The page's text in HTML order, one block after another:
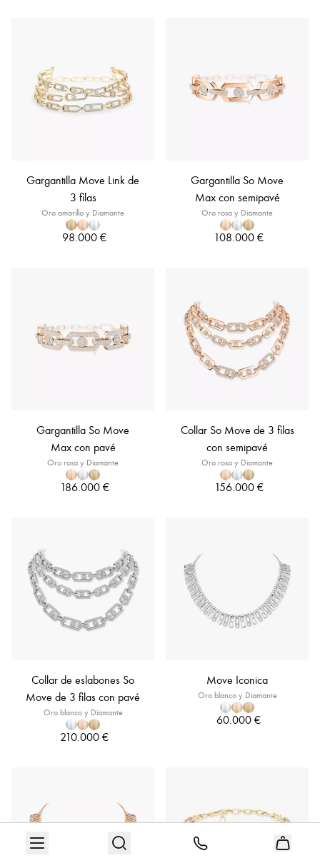
Gargantilla Move Link de
3 filas
Oro amarillo y Diamante
98.000 €
Gargantilla So Move
Max con semipavé
Oro rosa y Diamante
108.000 €
Gargantilla So Move
Max con pavé
Oro rosa y Diamante
186.000 €
Collar So Move de 3 filas
con semipavé
Oro rosa y Diamante
156.000 €
Collar de eslabones So
Move de 3 filas con pavé
Oro blanco y Diamante
210.000 €
Move Iconica
Oro blanco y Diamante
60.000 €